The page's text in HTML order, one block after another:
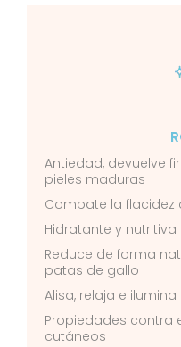
Antiedad, devuelve
pieles maduras
Combate la flacidez
Hidratante y nutritiva
Reduce de forma
patas de gallo
Alisa, relaja e
Propiedades contra
cutáneos